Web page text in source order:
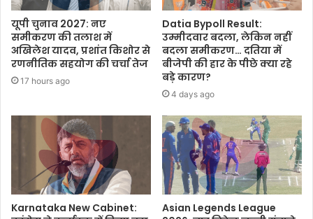
यूपी चुनाव 2027: नए
समीकरण की तलाश में
अखिलेश यादव, प्रशांत किशोर से
रणनीतिक सहयोग की चर्चा तेज
17 hours ago
Datia Bypoll Result:
उम्मीदवार बदला, लेकिन नहीं
बदला समीकरण… दतिया में
बीजेपी की हार के पीछे क्या रहे
बड़े कारण?
4 days ago
Karnataka New Cabinet:
Asian Legends League